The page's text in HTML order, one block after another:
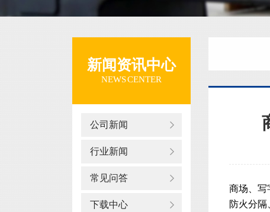
新闻资讯中心
NEWS CENTER
公司新闻
行业新闻
常见问答
下载中心
商场、写
防火分